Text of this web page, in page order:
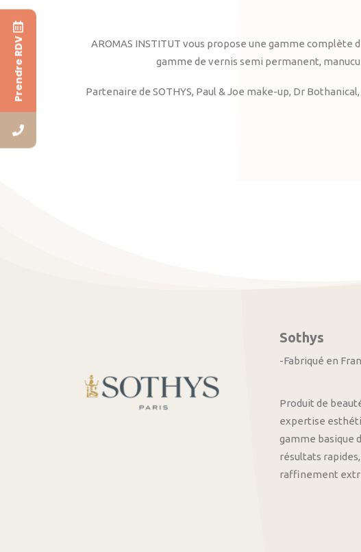
AROMAS INSTITUT vous propose une gamme
gamme de vernis semi permanent,
Partenaire de SOTHYS, Paul & Joe make-up, Dr
Sothys
-Fabriqué en
Produit de
expertise
gamme basique
résultats
raffinement
Prendre RDV